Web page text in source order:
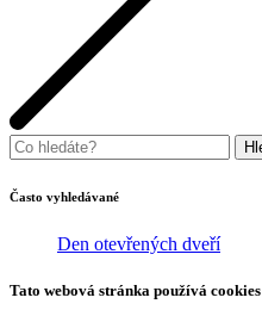
Často vyhledávané
Den otevřených dveří
Tato webová stránka používá cookies